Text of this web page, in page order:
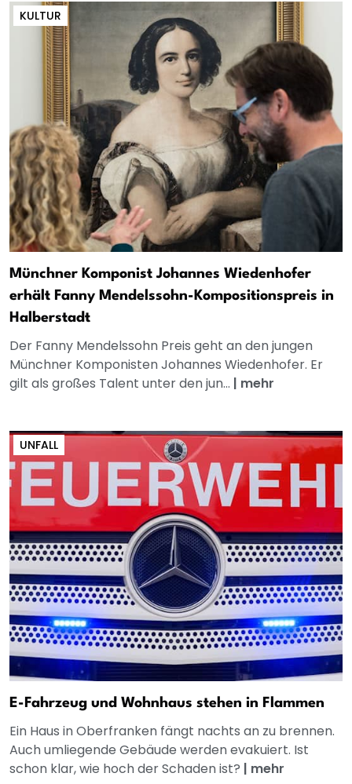
KULTUR
Münchner Komponist Johannes Wiedenhofer
erhält Fanny Mendelssohn-Kompositionspreis in
Halberstadt
Der Fanny Mendelssohn Preis geht an den jungen
Münchner Komponisten Johannes Wiedenhofer. Er
gilt als großes Talent unter den jun... | mehr
UNFALL
E-Fahrzeug und Wohnhaus stehen in Flammen
Ein Haus in Oberfranken fängt nachts an zu brennen.
Auch umliegende Gebäude werden evakuiert. Ist
schon klar, wie hoch der Schaden ist? | mehr